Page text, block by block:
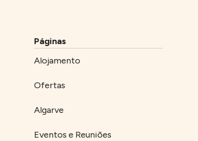
Aceder
Páginas
Alojamento
Ofertas
Algarve
Eventos e Reuniões